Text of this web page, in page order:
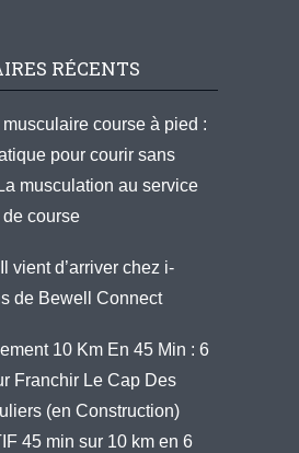
RÉCENTS
course à pied :
pour courir sans
La musculation au service
de course
Il vient d’arriver chez i-
de Bewell Connect
10 Km En 45 Min : 6
Franchir Le Cap Des
(en Construction)
45 min sur 10 km en 6